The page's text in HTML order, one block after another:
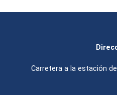
Carretera a la estación